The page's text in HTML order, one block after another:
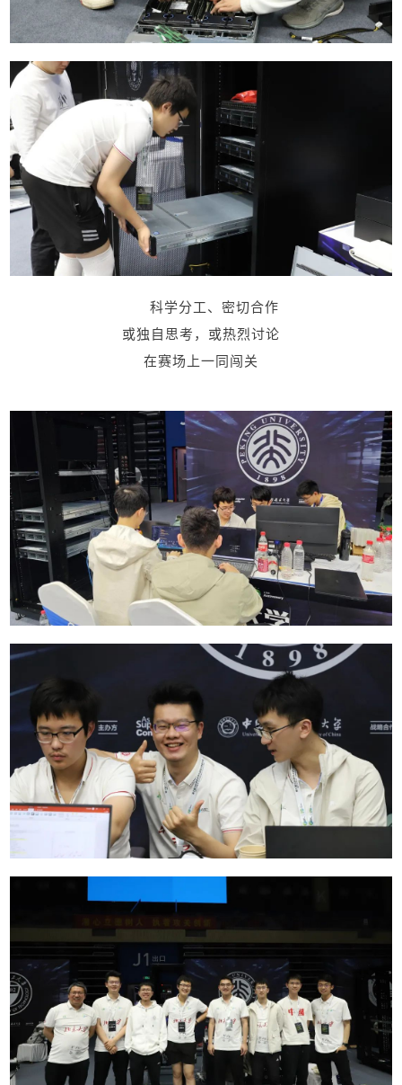
科学分工、密切合作
或独自思考，或热烈讨论
在赛场上一同闯关